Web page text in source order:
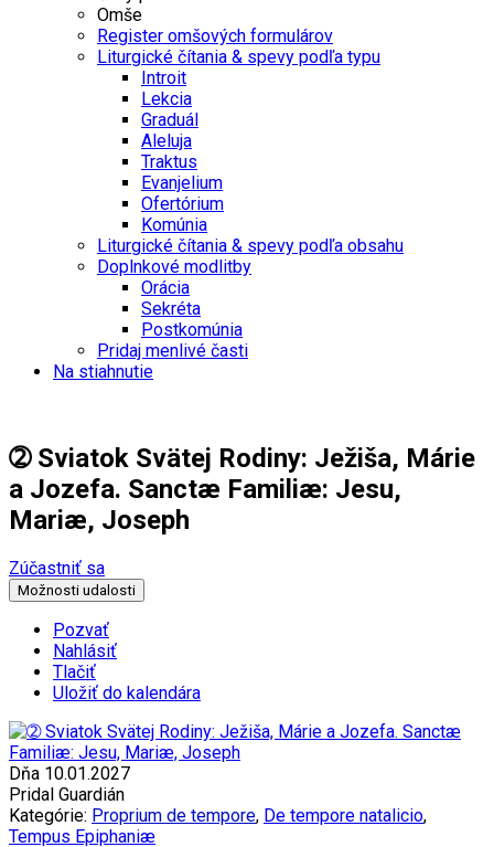
Omše
Register omšových formulárov
Liturgické čítania & spevy podľa typu
Introit
Lekcia
Graduál
Aleluja
Traktus
Evanjelium
Ofertórium
Komúnia
Liturgické čítania & spevy podľa obsahu
Doplnkové modlitby
Orácia
Sekréta
Postkomúnia
Pridaj menlivé časti
Na stiahnutie
➁ Sviatok Svätej Rodiny: Ježiša, Márie
a Jozefa. Sanctæ Familiæ: Jesu,
Mariæ, Joseph
Zúčastniť sa
Možnosti udalosti
Pozvať
Nahlásiť
Tlačiť
Uložiť do kalendára
Dňa 10.01.2027
Pridal Guardián
Kategórie: Proprium de tempore, De tempore natalicio,
Tempus Epiphaniæ